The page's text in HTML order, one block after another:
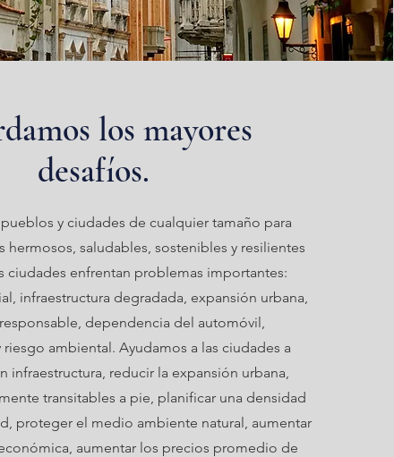
los mayores
desafíos.
y ciudades de cualquier tamaño para
hermosos, saludables, sostenibles y resilientes
ciudades enfrentan problemas importantes:
infraestructura degradada, expansión urbana,
dependencia del automóvil,
ambiental. Ayudamos a las ciudades a
infraestructura, reducir la expansión urbana,
transitables a pie, planificar una densidad
proteger el medio ambiente natural, aumentar
aumentar los precios promedio de